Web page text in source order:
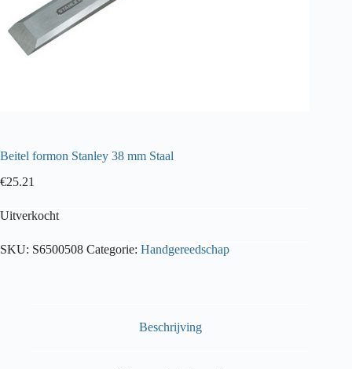
Beitel formon Stanley 38 mm Staal
€25.21
Uitverkocht
SKU: S6500508 Categorie: Handgereedschap
Beschrijving